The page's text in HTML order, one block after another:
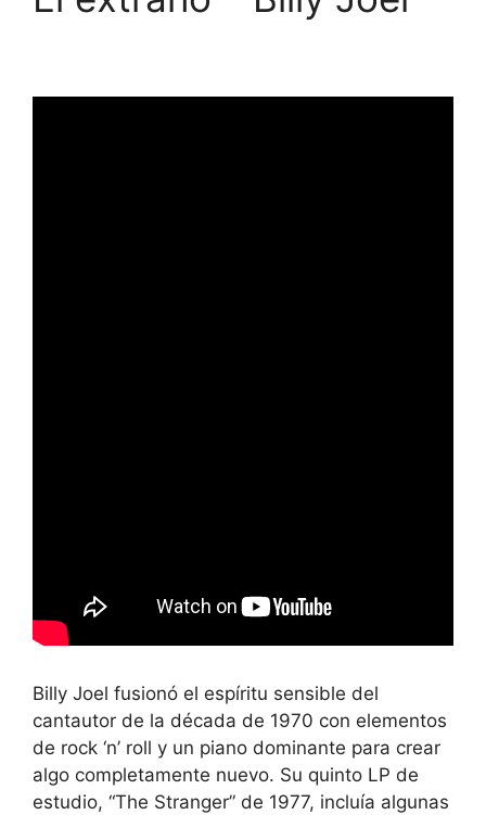
Billy Joel fusionó el espíritu sensible del
cantautor de la década de 1970 con elementos
de rock ‘n’ roll y un piano dominante para crear
algo completamente nuevo. Su quinto LP de
estudio, “The Stranger” de 1977, incluía algunas